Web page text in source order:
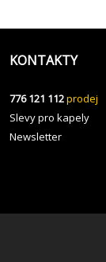
KONTAKTY
776 121 112prodej
Slevy pro kapely
Newsletter